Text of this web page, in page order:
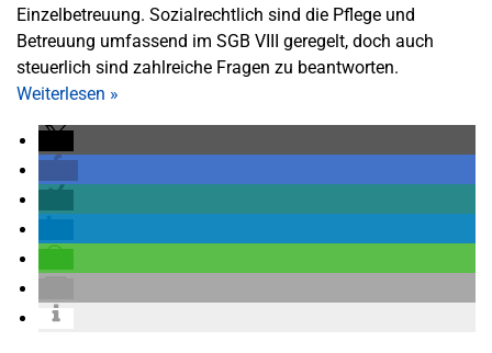
Einzelbetreuung. Sozialrechtlich sind die Pflege und
Betreuung umfassend im SGB VIII geregelt, doch auch
steuerlich sind zahlreiche Fragen zu beantworten.
Weiterlesen »